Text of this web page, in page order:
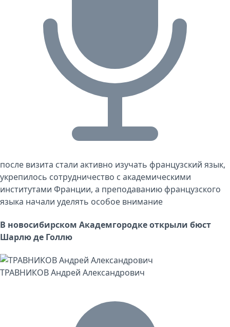
после визита стали активно изучать французский язык,
укрепилось сотрудничество с академическими
институтами Франции, а преподаванию французского
языка начали уделять особое внимание
В новосибирском Академгородке открыли бюст
Шарлю де Голлю
ТРАВНИКОВ Андрей Александрович